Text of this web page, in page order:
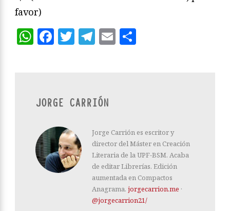
favor)
WhatsApp
Facebook
Twitter
Telegram
Email
JORGE CARRIÓN
Jorge Carrión es escritor y
director del Máster en Creación
Literaria de la UPF-BSM. Acaba
de editar Librerías. Edición
aumentada en Compactos
Anagrama. jorgecarrion.me ·
@jorgecarrion21/